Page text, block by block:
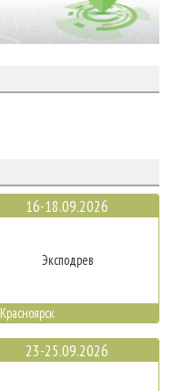
16-18.09.2026
Эксподрев
Красноярск
23-25.09.2026